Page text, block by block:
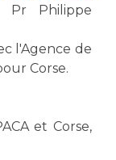
Pr Philippe
l'Agence de
Corse.
et Corse,